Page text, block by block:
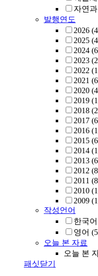
자연
발행연도
2026
2025
2024
2023
2022
2021
2020
2019
2018
2017
2016
2015
2014
2013
2012
2011
2010
2009
작성언어
한국어
영어
오늘 본 자료
오늘 본
패싯닫기